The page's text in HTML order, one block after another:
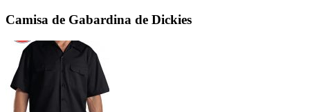
Camisa de Gabardina de Dickies